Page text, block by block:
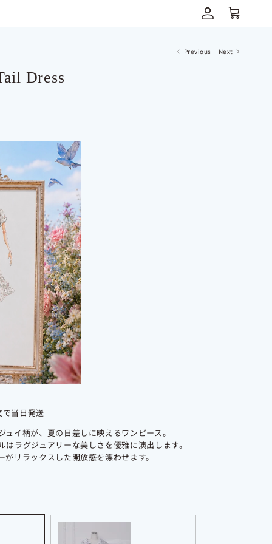
アカウント
Previous Next
Dress
当日発送
イ柄が、夏の日差しに映えるワンピース。
ラグジュアリーな美しさを優雅に演出します。
リラックスした開放感を漂わせます。